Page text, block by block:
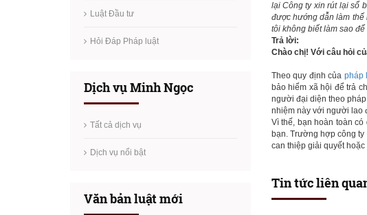
lại Công ty xin rút lại sổ
được hướng dẫn làm thế
tôi không biết làm sao
Trả lời:
Chào chị! Với câu hỏi
Theo quy định của pháp
bảo hiểm xã hội để trả
người đại diện theo
nhiệm này với người lao
Vì thế, bạn hoàn toàn
bạn. Trường hợp công
can thiệp giải quyết
Tin tức liên
Luật Đầu tư
Hỏi Đáp Pháp luật
Dịch vụ Minh Ngọc
Tất cả dịch vụ
Dịch vụ nổi bật
Văn bản luật mới